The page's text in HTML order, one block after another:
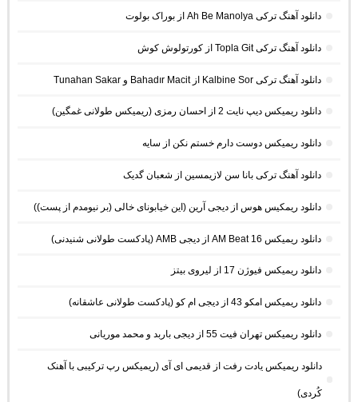
دانلود آهنگ ترکی Ah Be Manolya از بوراک بولوت
دانلود آهنگ ترکی Topla Git از کورتولوش کوش
دانلود آهنگ ترکی Kalbine Sor از Bahadır Macit و Tunahan Sakar
دانلود ریمیکس دیپ نایت 2 از احسان رمزی (ریمیکس طولانی غمگین)
دانلود ریمیکس دوست دارم خستم نکن از سایه
دانلود آهنگ ترکی بانا سن لازیمسین از شعبان گدیک
دانلود ریمکیس هوس از دیجی آرین (این خیابونای خالی (بر نیومدم از پست))
دانلود ریمیکس AM Beat 16 از دیجی AMB (پادکست طولانی شنیدنی)
دانلود ریمیکس فیوژن 17 از لیروی بیتز
دانلود ریمیکس امکو 43 از دیجی ام کو (پادکست طولانی عاشقانه)
دانلود ریمیکس تهران فیت 55 از دیجی باربد و محمد موریانی
دانلود ریمیکس یادت رفت از قدیمی ای آی (ریمیکس رپ ترکیبی با آهنک
کُردی)